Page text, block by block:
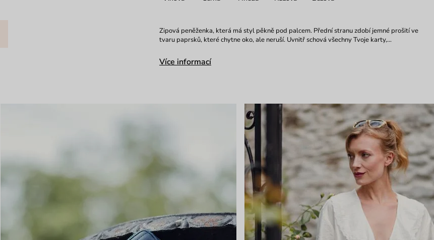
Zipová peněženka, která má styl pěkně pod palcem. Přední stranu zdobí jemné prošití ve
tvaru paprsků, které chytne oko, ale neruší. Uvnitř schová všechny Tvoje karty,…
Více informací